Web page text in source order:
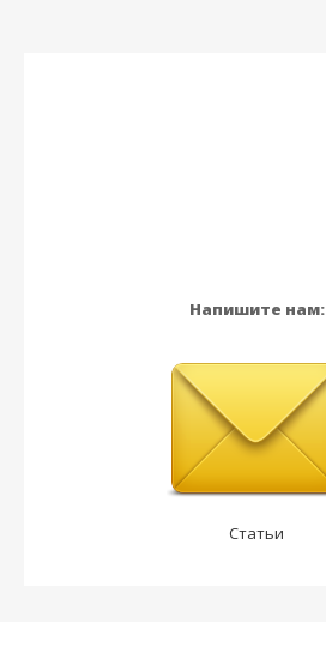
Напишите нам:
Статьи